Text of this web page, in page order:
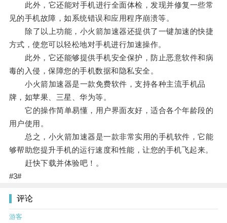
此外，它还能对手机进行全面体检，发现并修复一些常
见的手机故障，如系统错误和应用程序崩溃等。
除了以上功能，小火箭加速器还提供了一键加速的快捷
方式，使您可以轻松地对手机进行加速操作。
此外，它还能够提供手机安全保护，防止恶意软件和病
毒的入侵，保障您的手机数据和隐私安全。
小火箭加速器是一款免费软件，支持各种主流手机品
牌，如苹果、三星、华为等。
它的操作简单易懂，用户界面友好，适合各个年龄段的
用户使用。
总之，小火箭加速器是一款非常实用的手机软件，它能
够帮助您提升手机的运行速度和性能，让您的手机飞起来。
赶快下载并体验吧！。
#3#
评论
游客